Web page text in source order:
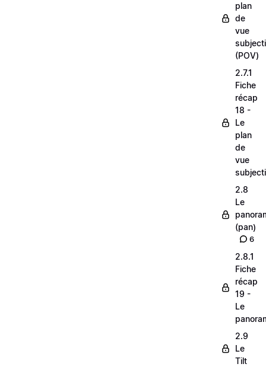
plan
de
vue
(POV)
2.7.1
Fiche
récap
18 -
Le
plan
de
vue
2.8
Le
(pan)
6
2.8.1
Fiche
récap
19 -
Le
2.9
Le
Tilt